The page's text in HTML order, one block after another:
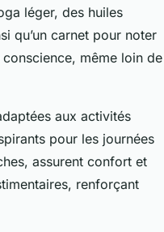
léger, des huiles
qu’un carnet pour noter
même loin de
aux activités
pour les journées
assurent confort et
renforçant